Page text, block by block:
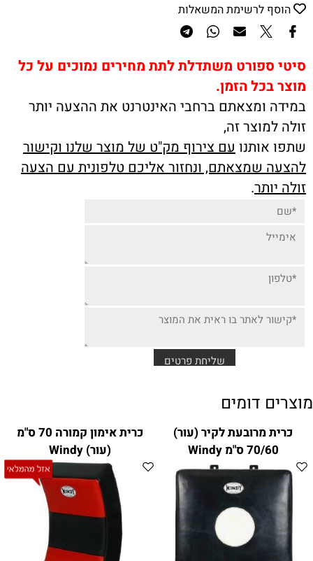
הוסף לרשימת המשאלות
סיטי ספורט משתדלת לתת מחירים נמוכים על כל
מוצר בכל הזמן.
במידה ומצאתם ברחבי האינטרנט את ההצעה יותר
זולה למוצר זה,
שתפו אותנו עם צירוף מק"ט של מוצר שלנו וקישור
להצעה שמצאתם, ונחזור אליכם טלפונית עם הצעה
זולה יותר.
מוצרים דומים
כרית מרובעת לקיר (עור)
70/60 ס"מ Windy
כרית אימון קמורה 70 ס"מ
(עור) Windy